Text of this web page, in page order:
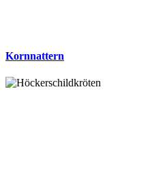
Kornnattern